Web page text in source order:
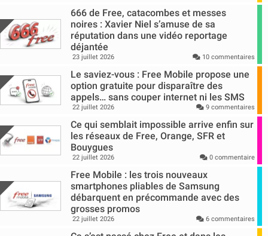
666 de Free, catacombes et messes
noires : Xavier Niel s’amuse de sa
réputation dans une vidéo reportage
déjantée
23 juillet 2026 10 commentaires
Le saviez-vous : Free Mobile propose une
option gratuite pour disparaître des
appels… sans couper internet ni les SMS
22 juillet 2026 9 commentaires
Ce qui semblait impossible arrive enfin sur
les réseaux de Free, Orange, SFR et
Bouygues
22 juillet 2026 0 commentaire
Free Mobile : les trois nouveaux
smartphones pliables de Samsung
débarquent en précommande avec des
grosses promos
22 juillet 2026 6 commentaires